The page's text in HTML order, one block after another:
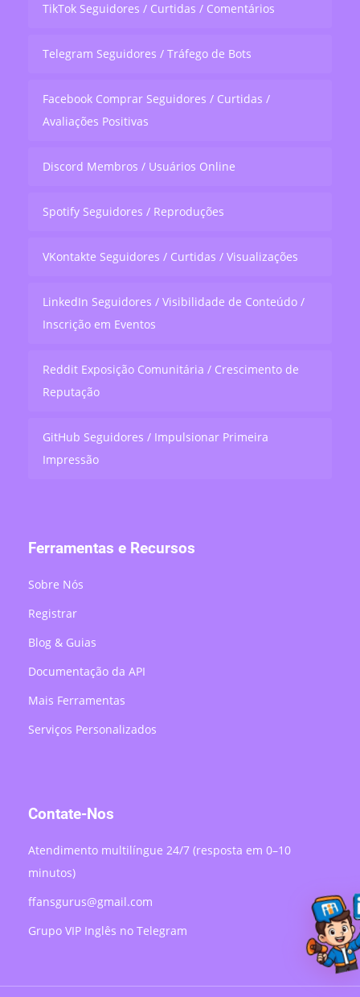
TikTok Seguidores / Curtidas / Comentários
Telegram Seguidores / Tráfego de Bots
Facebook Comprar Seguidores / Curtidas /
Avaliações Positivas
Discord Membros / Usuários Online
Spotify Seguidores / Reproduções
VKontakte Seguidores / Curtidas / Visualizações
LinkedIn Seguidores / Visibilidade de Conteúdo /
Inscrição em Eventos
Reddit Exposição Comunitária / Crescimento de
Reputação
GitHub Seguidores / Impulsionar Primeira
Impressão
Ferramentas e Recursos
Sobre Nós
Registrar
Blog & Guias
Documentação da API
Mais Ferramentas
Serviços Personalizados
Contate-Nos
Atendimento multilíngue 24/7 (resposta em 0–10
minutos)
ffansgurus@gmail.com
Grupo VIP Inglês no Telegram